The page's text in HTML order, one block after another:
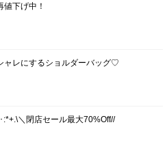
下げ中！
ャレにするショルダーバッグ♡
＼閉店セール最大70%Off//